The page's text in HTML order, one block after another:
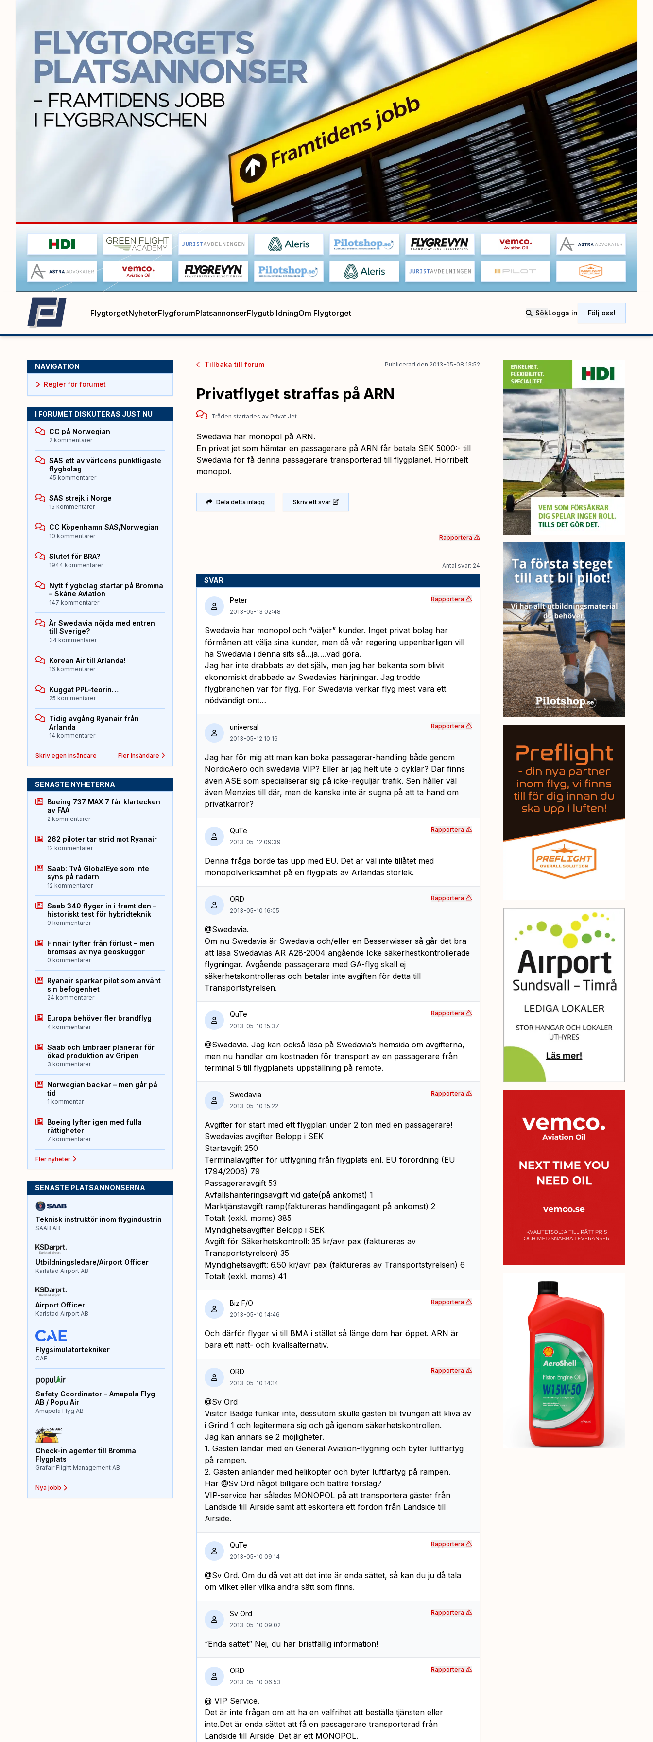
FlygtorgetNyheterFlygforumPlatsannonserFlygutbildningOm Flygtorget SökLogga in Följ oss!
Tillbaka till forum Publicerad den 2013-05-08 13:52
Privatflyget straffas på ARN
Tråden startades av Privat Jet
Swedavia har monopol på ARN.
En privat jet som hämtar en passagerare på ARN får betala SEK 5000:- till
Swedavia för få denna passagerare transporterad till flygplanet. Horribelt
monopol.
Dela detta inlägg Skriv ett svar
Rapportera
Antal svar: 24
SVAR
Peter
2013-05-13 02:48
Swedavia har monopol och “väljer” kunder. Inget privat bolag har
förmånen att välja sina kunder, men då vår regering uppenbarligen vill
ha Swedavia i denna sits så…ja….vad göra.
Jag har inte drabbats av det själv, men jag har bekanta som blivit
ekonomiskt drabbade av Swedavias härjningar. Jag trodde
flygbranchen var för flyg. För Swedavia verkar flyg mest vara ett
nödvändigt ont…
Rapportera
universal
2013-05-12 10:16
Jag har för mig att man kan boka passagerar-handling både genom
NordicAero och swedavia VIP? Eller är jag helt ute o cyklar? Där finns
även ASE som specialiserar sig på icke-reguljär trafik. Sen håller väl
även Menzies till där, men de kanske inte är sugna på att ta hand om
privatkärror?
Rapportera
QuTe
2013-05-12 09:39
Denna fråga borde tas upp med EU. Det är väl inte tillåtet med
monopolverksamhet på en flygplats av Arlandas storlek.
Rapportera
ORD
2013-05-10 16:05
@Swedavia.
Om nu Swedavia är Swedavia och/eller en Besserwisser så går det bra
att läsa Swedavias AR A28-2004 angående Icke säkerhestkontrollerade
flygningar. Avgående passagerare med GA-flyg skall ej
säkerhetskontrolleras och betalar inte avgiften för detta till
Transportstyrelsen.
Rapportera
QuTe
2013-05-10 15:37
@Swedavia. Jag kan också läsa på Swedavia’s hemsida om avgifterna,
men nu handlar om kostnaden för transport av en passagerare från
terminal 5 till flygplanets uppställning på remote.
Rapportera
Swedavia
2013-05-10 15:22
Avgifter för start med ett flygplan under 2 ton med en passagerare!
Swedavias avgifter Belopp i SEK
Startavgift 250
Terminalavgifter för utflygning från flygplats enl. EU förordning (EU
1794/2006) 79
Passageraravgift 53
Avfallshanteringsavgift vid gate(på ankomst) 1
Marktjänstavgift ramp(faktureras handlingagent på ankomst) 2
Totalt (exkl. moms) 385
Myndighetsavgifter Belopp i SEK
Avgift för Säkerhetskontroll: 35 kr/avr pax (faktureras av
Transportstyrelsen) 35
Myndighetsavgift: 6.50 kr/avr pax (faktureras av Transportstyrelsen) 6
Totalt (exkl. moms) 41
Rapportera
Biz F/O
2013-05-10 14:46
Och därför flyger vi till BMA i stället så länge dom har öppet. ARN är
bara ett natt- och kvällsalternativ.
Rapportera
ORD
2013-05-10 14:14
@Sv Ord
Visitor Badge funkar inte, dessutom skulle gästen bli tvungen att kliva av
i Grind 1 och legitermera sig och gå igenom säkerhetskontrollen.
Jag kan annars se 2 möjligheter.
1. Gästen landar med en General Aviation-flygning och byter luftfartyg
på rampen.
2. Gästen anländer med helikopter och byter luftfartyg på rampen.
Har @Sv Ord något billigare och bättre förslag?
VIP-service har således MONOPOL på att transportera gäster från
Landside till Airside samt att eskortera ett fordon från Landside till
Airside.
Rapportera
QuTe
2013-05-10 09:14
@Sv Ord. Om du då vet att det inte är enda sättet, så kan du ju då tala
om vilket eller vilka andra sätt som finns.
Rapportera
Sv Ord
2013-05-10 09:02
“Enda sättet” Nej, du har bristfällig information!
Rapportera
ORD
2013-05-10 06:53
@ VIP Service.
Det är inte frågan om att ha en valfrihet att beställa tjänsten eller
inte.Det är enda sättet att få en passagerare transporterad från
Landside till Airside. Det är ett MONOPOL.
Rapportera
NAVIGATION
Regler för forumet
I FORUMET DISKUTERAS JUST NU
CC på Norwegian
2 kommentarer
SAS ett av världens punktligaste
flygbolag
45 kommentarer
SAS strejk i Norge
15 kommentarer
CC Köpenhamn SAS/Norwegian
10 kommentarer
Slutet för BRA?
1944 kommentarer
Nytt flygbolag startar på Bromma
– Skåne Aviation
147 kommentarer
Är Swedavia nöjda med entren
till Sverige?
34 kommentarer
Korean Air till Arlanda!
16 kommentarer
Kuggat PPL-teorin…
25 kommentarer
Tidig avgång Ryanair från
Arlanda
14 kommentarer
Skriv egen insändare Fler insändare
SENASTE NYHETERNA
Boeing 737 MAX 7 får klartecken
av FAA
2 kommentarer
262 piloter tar strid mot Ryanair
12 kommentarer
Saab: Två GlobalEye som inte
syns på radarn
12 kommentarer
Saab 340 flyger in i framtiden –
historiskt test för hybridteknik
9 kommentarer
Finnair lyfter från förlust – men
bromsas av nya geoskuggor
0 kommentarer
Ryanair sparkar pilot som använt
sin befogenhet
24 kommentarer
Europa behöver fler brandflyg
4 kommentarer
Saab och Embraer planerar för
ökad produktion av Gripen
3 kommentarer
Norwegian backar – men går på
tid
1 kommentar
Boeing lyfter igen med fulla
rättigheter
7 kommentarer
Fler nyheter
SENASTE PLATSANNONSERNA
Teknisk instruktör inom flygindustrin
SAAB AB
Utbildningsledare/Airport Officer
Karlstad Airport AB
Airport Officer
Karlstad Airport AB
Flygsimulatortekniker
CAE
Safety Coordinator – Amapola Flyg
AB / PopulAir
Amapola Flyg AB
Check-in agenter till Bromma
Flygplats
Grafair Flight Management AB
Nya jobb